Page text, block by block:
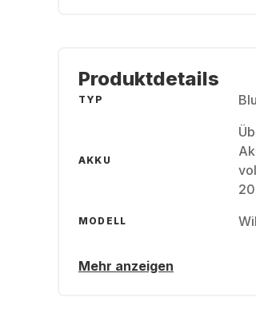
Produktdetails
TYP
AKKU
MODELL
Mehr anzeigen